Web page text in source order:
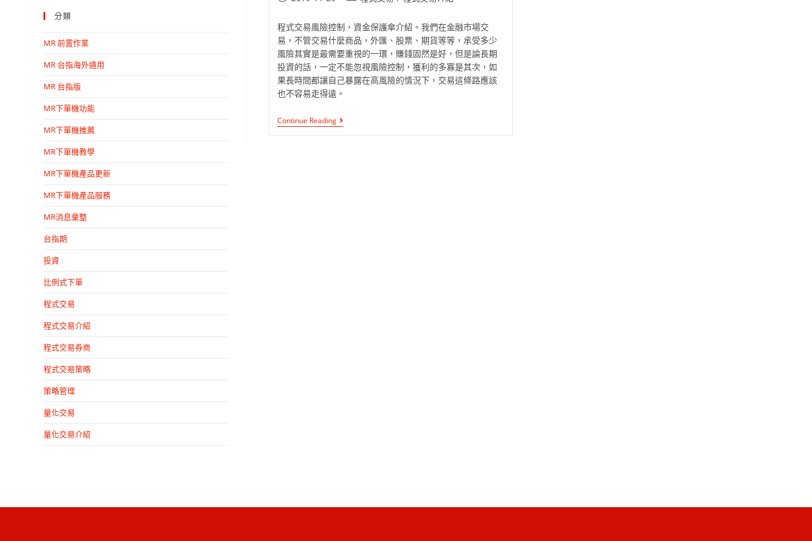
程式交易風險控制，資金保護傘介紹。我們在金融市場交
易，不管交易什麼商品，外匯、股票、期貨等等，承受多少
風險其實是最需要重視的一環，賺錢固然是好，但是論長期
投資的話，一定不能忽視風險控制，獲利的多寡是其次，如
果長時間都讓自己暴露在高風險的情況下，交易這條路應該
也不容易走得遠。
Continue Reading
分類
MR 前置作業
MR 台指海外通用
MR 台指版
MR下單機功能
MR下單機推薦
MR下單機教學
MR下單機產品更新
MR下單機產品服務
MR消息彙整
台指期
投資
比例式下單
程式交易
程式交易介紹
程式交易券商
程式交易策略
策略管理
量化交易
量化交易介紹